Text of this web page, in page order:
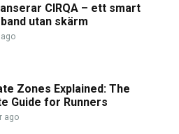
CIRQA – ett smart
utan skärm
Zones Explained: The
Guide for Runners
ago